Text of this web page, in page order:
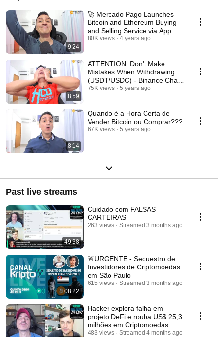
9:24
🚀 Mercado Pago Launches
Bitcoin and Ethereum Buying
and Selling Service via App
80K views 4 years ago
8:59
ATTENTION: Don't Make
Mistakes When Withdrawing
(USDT/USDC) - Binance Chain
(BNB) / Binance Smart...
75K views 5 years ago
8:14
Quando é a Hora Certa de
Vender Bitcoin ou Comprar???
67K views 5 years ago
Past live streams
49:38
Cuidado com FALSAS
CARTEIRAS
263 views Streamed 3 months ago
1:08:22
🚨URGENTE - Sequestro de
Investidores de Criptomoedas
em São Paulo
615 views Streamed 3 months ago
Hacker explora falha em
projeto DeFi e rouba US$ 25,3
milhões em Criptomoedas
483 views Streamed 4 months ago